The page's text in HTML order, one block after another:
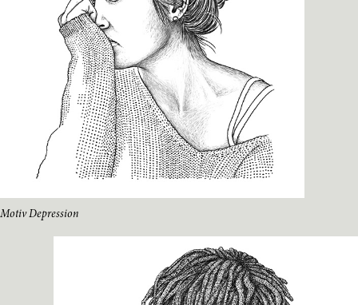
Motiv Depression